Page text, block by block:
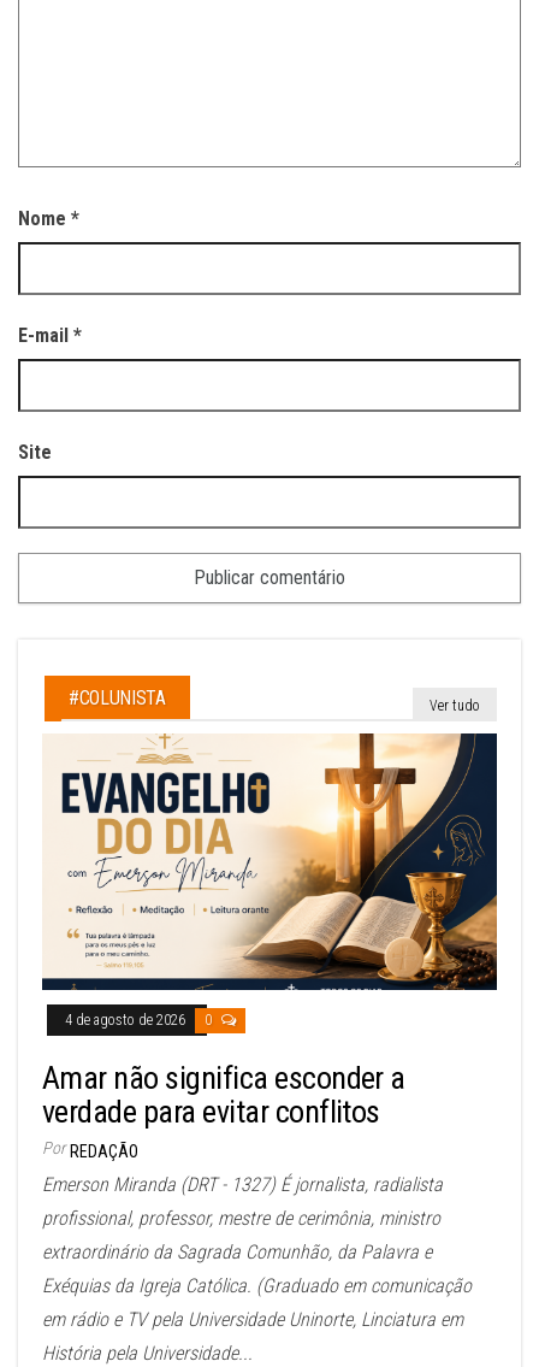
Nome *
E-mail *
Site
#COLUNISTA Ver tudo
4 de agosto de 2026 0
Amar não significa esconder a
verdade para evitar conflitos
Por REDAÇÃO
Emerson Miranda (DRT - 1327) É jornalista, radialista
profissional, professor, mestre de cerimônia, ministro
extraordinário da Sagrada Comunhão, da Palavra e
Exéquias da Igreja Católica. (Graduado em comunicação
em rádio e TV pela Universidade Uninorte, Linciatura em
História pela Universidade...